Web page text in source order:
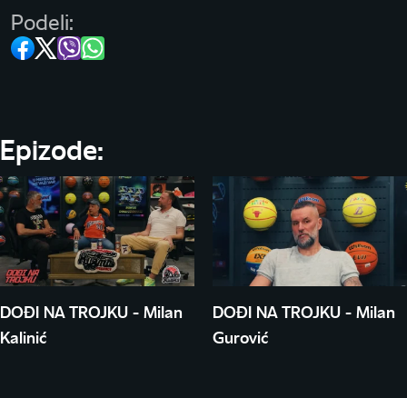
Podeli:
Epizode:
DOĐI NA TROJKU - Milan
Kalinić
DOĐI NA TROJKU - Milan
Gurović